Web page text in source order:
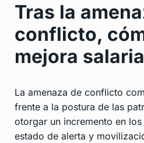
Tras la
conflicto,
mejora
La amenaza de conflicto
frente a la postura de las
otorgar un incremento en
estado de alerta y